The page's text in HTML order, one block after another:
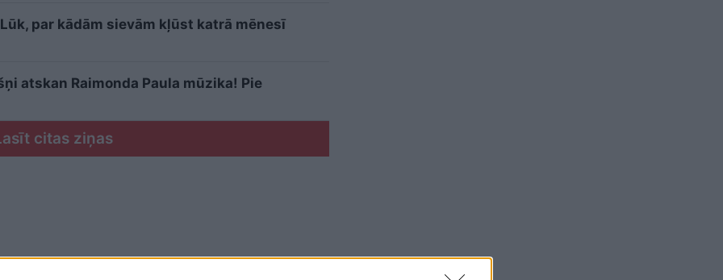
par kādām sievām kļūst katrā mēnesī
atskan Raimonda Paula mūzika! Pie
citas ziņas